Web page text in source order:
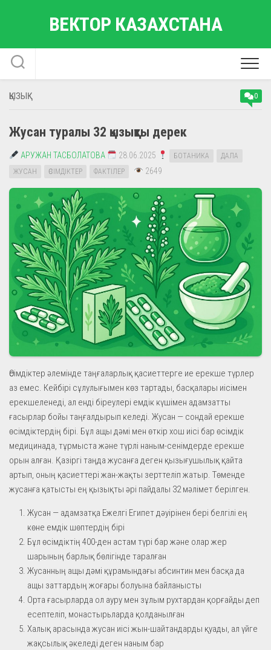
ВЕКТОР КАЗАХСТАНА
ҚЫЗЫҚ 0
Жусан туралы 32 қызықты дерек
АРУЖАН ТАСБОЛАТОВА 28.06.2025 БОТАНИКА
ДАЛА
ЖУСАН
ӨСІМДІКТЕР ФАКТІЛЕР 2649
Өсімдіктер әлемінде таңғаларлық қасиеттерге ие ерекше түрлер
аз емес. Кейбірі сұлулығымен көз тартады, басқалары иісімен
ерекшеленеді, ал енді біреулері емдік күшімен адамзатты
ғасырлар бойы таңғалдырып келеді. Жусан — сондай ерекше
өсімдіктердің бірі. Бұл ащы дәмі мен өткір хош иісі бар өсімдік
медицинада, тұрмыста және түрлі наным-сенімдерде ерекше
орын алған. Қазіргі таңда жусанға деген қызығушылық қайта
артып, оның қасиеттері жан-жақты зерттеліп жатыр. Төменде
жусанға қатысты ең қызықты әрі пайдалы 32 мәлімет берілген.
Жусан — адамзатқа Ежелгі Египет дәуірінен бері белгілі ең
көне емдік шөптердің бірі
Бұл өсімдіктің 400-ден астам түрі бар және олар жер
шарының барлық бөлігінде таралған
Жусанның ащы дәмі құрамындағы абсинтин мен басқа да
ащы заттардың жоғары болуына байланысты
Орта ғасырларда ол ауру мен зұлым рухтардан қорғайды деп
есептеліп, монастырьларда қолданылған
Халық арасында жусан иісі жын-шайтандарды қуады, ал үйге
жақсылық әкеледі деген наным бар